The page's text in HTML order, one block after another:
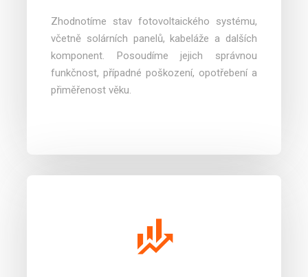
Zhodnotíme stav fotovoltaického systému,
včetně solárních panelů, kabeláže a dalších
komponent. Posoudíme jejich správnou
funkčnost, případné poškození, opotřebení a
přiměřenost věku.